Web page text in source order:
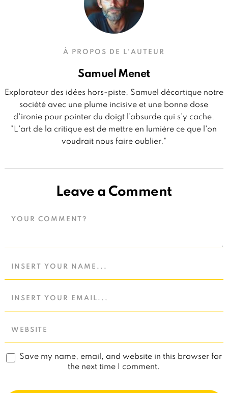
À PROPOS DE L'AUTEUR
Samuel Menet
Explorateur des idées hors-piste, Samuel décortique notre
société avec une plume incisive et une bonne dose
d'ironie pour pointer du doigt l’absurde qui s’y cache.
"L'art de la critique est de mettre en lumière ce que l'on
voudrait nous faire oublier."
Leave a Comment
Save my name, email, and website in this browser for
the next time I comment.